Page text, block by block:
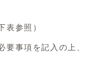
表参照）
要事項を記入の上、